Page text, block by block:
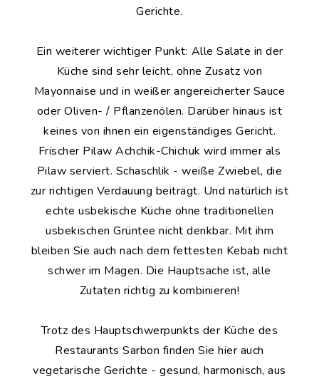
Gerichte.
Ein weiterer wichtiger Punkt: Alle Salate in der
Küche sind sehr leicht, ohne Zusatz von
Mayonnaise und in weißer angereicherter Sauce
oder Oliven- / Pflanzenölen. Darüber hinaus ist
keines von ihnen ein eigenständiges Gericht.
Frischer Pilaw Achchik-Chichuk wird immer als
Pilaw serviert. Schaschlik - weiße Zwiebel, die
zur richtigen Verdauung beiträgt. Und natürlich ist
echte usbekische Küche ohne traditionellen
usbekischen Grüntee nicht denkbar. Mit ihm
bleiben Sie auch nach dem fettesten Kebab nicht
schwer im Magen. Die Hauptsache ist, alle
Zutaten richtig zu kombinieren!
Trotz des Hauptschwerpunkts der Küche des
Restaurants Sarbon finden Sie hier auch
vegetarische Gerichte - gesund, harmonisch, aus